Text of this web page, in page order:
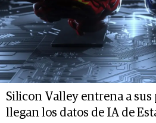
Silicon Valley entrena a
llegan los datos de IA de